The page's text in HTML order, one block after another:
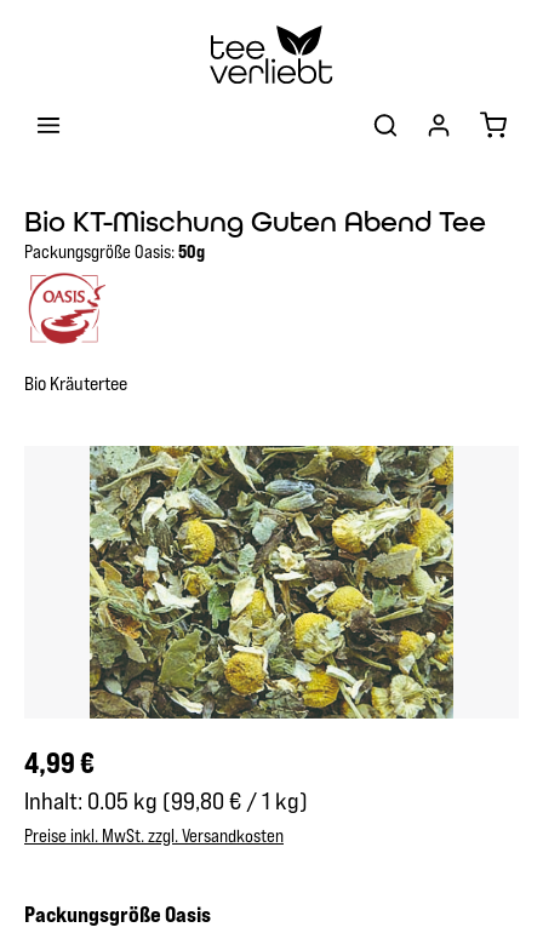
Bio KT-Mischung Guten Abend Tee
Packungsgröße Oasis:50g
Bio Kräutertee
Bildergalerie überspringen
Regulärer Preis:
4,99 €
Inhalt: 0.05 kg (99,80 € / 1 kg)
Preise inkl. MwSt. zzgl. Versandkosten
Packungsgröße Oasisauswählen